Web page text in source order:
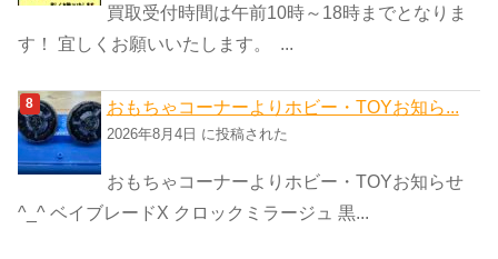
買取受付時間は午前10時～18時までとなりま
す！ 宜しくお願いいたします。 ...
おもちゃコーナーよりホビー・TOYお知ら...
2026年8月4日 に投稿された
おもちゃコーナーよりホビー・TOYお知らせ
^_^ ベイブレードX クロックミラージュ 黒...